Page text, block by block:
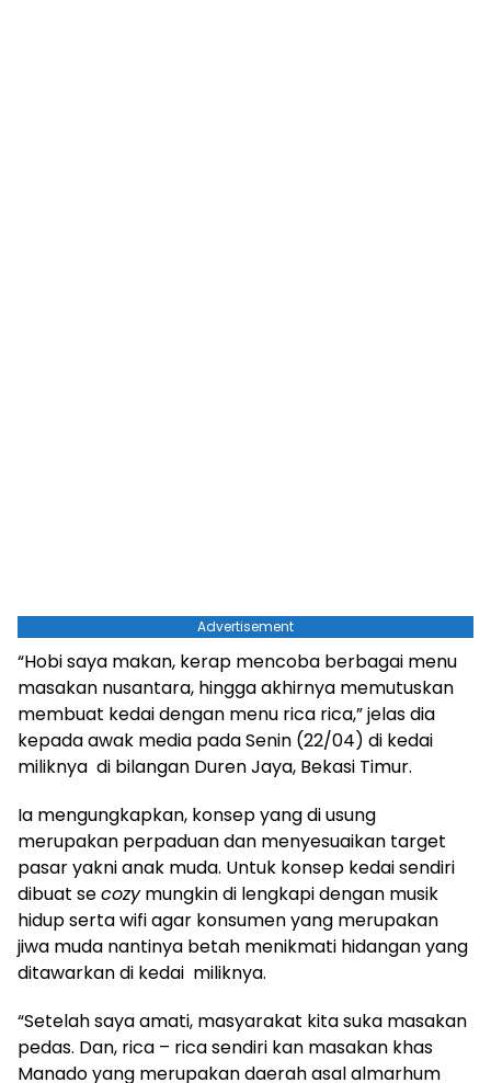
Advertisement
“Hobi saya makan, kerap mencoba berbagai menu
masakan nusantara, hingga akhirnya memutuskan
membuat kedai dengan menu rica rica,” jelas dia
kepada awak media pada Senin (22/04) di kedai
miliknya di bilangan Duren Jaya, Bekasi Timur.
Ia mengungkapkan, konsep yang di usung
merupakan perpaduan dan menyesuaikan target
pasar yakni anak muda. Untuk konsep kedai sendiri
dibuat secozymungkin di lengkapi dengan musik
hidup serta wifi agar konsumen yang merupakan
jiwa muda nantinya betah menikmati hidangan yang
ditawarkan di kedai miliknya.
“Setelah saya amati, masyarakat kita suka masakan
pedas. Dan, rica – rica sendiri kan masakan khas
Manado yang merupakan daerah asal almarhum